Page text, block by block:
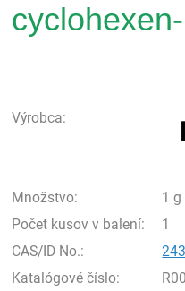
Výrobca:
Množstvo:
1 g
Počet kusov v balení:
1
CAS/ID No.:
Katalógové číslo: